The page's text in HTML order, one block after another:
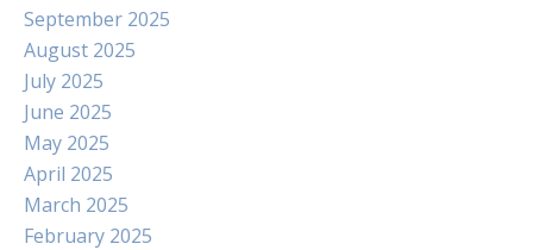
September 2025
August 2025
July 2025
June 2025
May 2025
April 2025
March 2025
February 2025